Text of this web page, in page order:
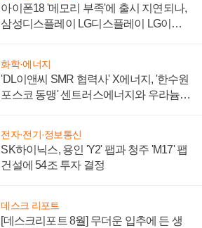
아이폰18 '메모리 부족'에 출시 지연되나,
삼성디스플레이 LG디스플레이 LG이노
화학·에너지
'DL이앤씨 SMR 협력사' X에너지, '한수원
포스코 동맹' 센트러스에너지와 우라늄
전자·전기·정보통신
SK하이닉스, 용인 'Y2' 팹과 청주 'M17' 팹
건설에 54조 투자 결정
데스크 리포트
[데스크리포트 8월] 무더운 입추에 든 생